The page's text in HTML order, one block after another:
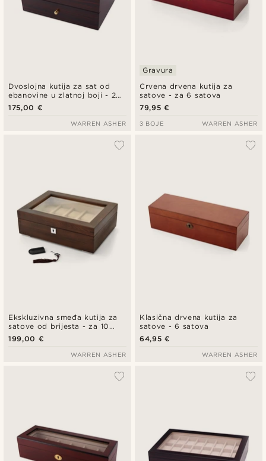
Dvoslojna kutija za sat od
ebanovine u zlatnoj boji - 20
satova
175,00 €
WARREN ASHER
Crvena drvena kutija za
satove - za 6 satova
Gravura
79,95 €
3 BOJE WARREN ASHER
Ekskluzivna smeđa kutija za
satove od brijesta - za 10
satova
199,00 €
WARREN ASHER
Klasična drvena kutija za
satove - 6 satova
64,95 €
WARREN ASHER